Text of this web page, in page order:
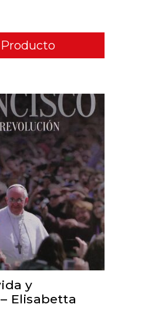
TO CART
y
Elisabetta